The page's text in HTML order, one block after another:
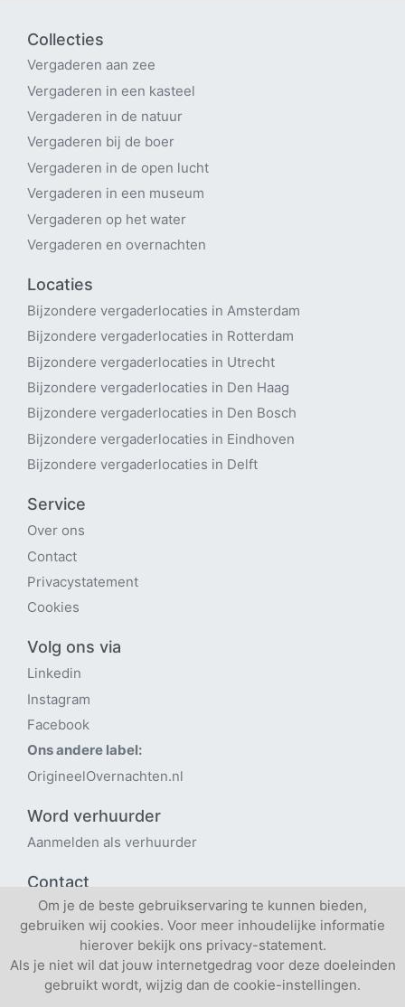
Collecties
Vergaderen aan zee
Vergaderen in een kasteel
Vergaderen in de natuur
Vergaderen bij de boer
Vergaderen in de open lucht
Vergaderen in een museum
Vergaderen op het water
Vergaderen en overnachten
Locaties
Bijzondere vergaderlocaties in Amsterdam
Bijzondere vergaderlocaties in Rotterdam
Bijzondere vergaderlocaties in Utrecht
Bijzondere vergaderlocaties in Den Haag
Bijzondere vergaderlocaties in Den Bosch
Bijzondere vergaderlocaties in Eindhoven
Bijzondere vergaderlocaties in Delft
Service
Over ons
Contact
Privacystatement
Cookies
Volg ons via
Linkedin
Instagram
Facebook
Ons andere label:
OrigineelOvernachten.nl
Word verhuurder
Aanmelden als verhuurder
Contact
Hulp nodig bij het zoeken?
info@origineelvergaderen.nl
Om je de beste gebruikservaring te kunnen bieden,
gebruiken wij cookies. Voor meer inhoudelijke informatie
hierover bekijk ons privacy-statement.
Als je niet wil dat jouw internetgedrag voor deze doeleinden
gebruikt wordt, wijzig dan de cookie-instellingen.